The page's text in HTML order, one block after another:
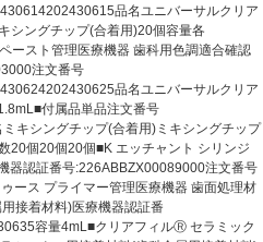
品名ユニバーサルクリア
シングチップ(合着用)20個容量各
ースト管理医療機器 歯科用色調適合確認
注文番号
品名ユニバーサルクリア
付属品単品注文番号
キシングチップ(合着用)ミキシングチップ
20個20個20個■K エッチャント シリンジ
器認証番号:226ABBZX00089000注文番号
ース プライマー管理医療機器 歯面処理材
接着材料)医療機器認証番
容量4mL■クリアフィルⓇ セラミック